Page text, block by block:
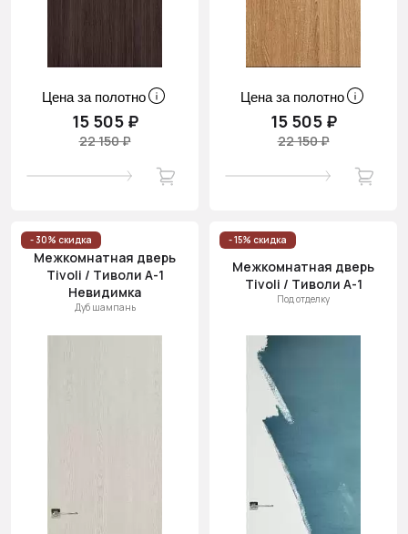
Цена за полотно
15 505 ₽
22 150 ₽
Цена за полотно
15 505 ₽
22 150 ₽
- 30% скидка
Межкомнатная дверь
Tivoli / Тиволи А-1
Невидимка
Дуб шампань
- 15% скидка
Межкомнатная дверь
Tivoli / Тиволи А-1
Под отделку